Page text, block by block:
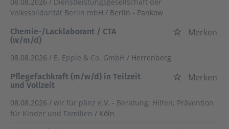
08.08.2026 / Dienstleistungsgesellschaft der
Volkssolidarität Berlin mbH / Berlin - Pankow
Chemie-/Lacklaborant / CTA
(w/m/d)
Merken
08.08.2026 / E. Epple & Co. GmbH / Herrenberg
Pflegefachkraft (m/w/d) in Teilzeit
und Vollzeit
Merken
08.08.2026 / wir für pänz e.V. - Beratung; Hilfen; Prävention
für Kinder und Familien / Köln